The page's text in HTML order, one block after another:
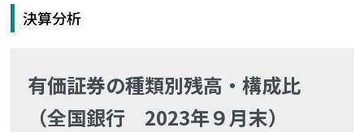
決算分析
有価証券の種類別残高・構成比
（全国銀行 2023年９月末）